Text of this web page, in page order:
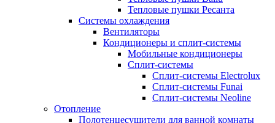
Тепловые пушки Ресанта
Системы охлаждения
Вентиляторы
Кондиционеры и сплит-системы
Мобильные кондиционеры
Сплит-системы
Сплит-системы Electrolux
Сплит-системы Funai
Сплит-системы Neoline
Отопление
Полотенцесушители для ванной комнаты